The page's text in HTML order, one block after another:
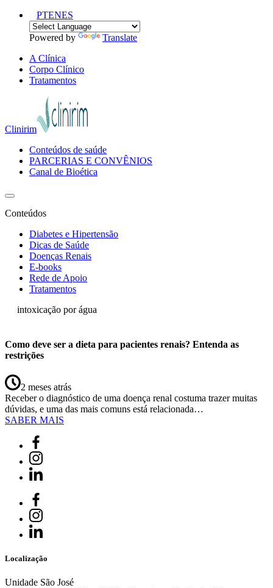
PTENES
Powered by
Translate
A Clínica
Corpo Clínico
Tratamentos
Clinirim
Conteúdos de saúde
PARCERIAS E CONVÊNIOS
Canal de Bioética
Conteúdos
Diabetes e Hipertensão
Dicas de Saúde
Doenças Renais
E-books
Rede de Apoio
Tratamentos
intoxicação por água
Como deve ser a dieta para pacientes renais? Entenda as
restrições
2 meses atrás
Receber o diagnóstico de uma doença renal costuma trazer muitas
dúvidas, e uma das mais comuns está relacionada…
SABER MAIS
Localização
Unidade São José